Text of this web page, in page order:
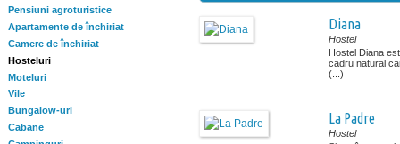
Pensiuni agroturistice
Apartamente de închiriat
Camere de închiriat
Hosteluri
Moteluri
Vile
Bungalow-uri
Cabane
Diana
Hostel
Hostel Diana
cadru natural
(...)
La Padre
Hostel